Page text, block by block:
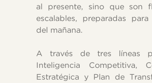
al presente, sino que son
escalables, preparadas
del mañana.
A través de tres líneas
Inteligencia Competitiva,
Estratégica y Plan de